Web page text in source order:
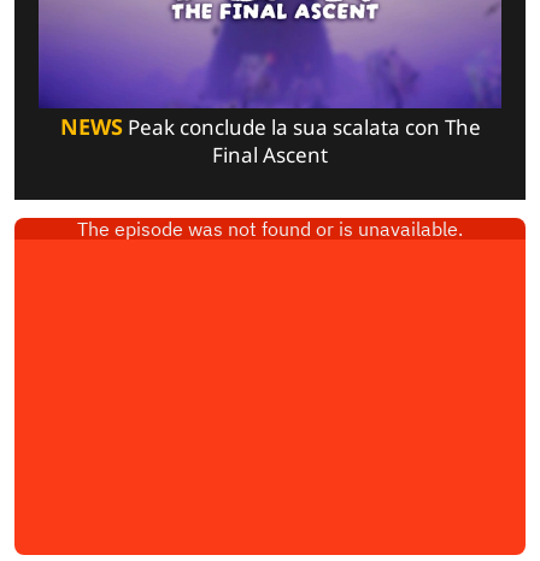
NEWSPeak conclude la sua scalata con The
Final Ascent